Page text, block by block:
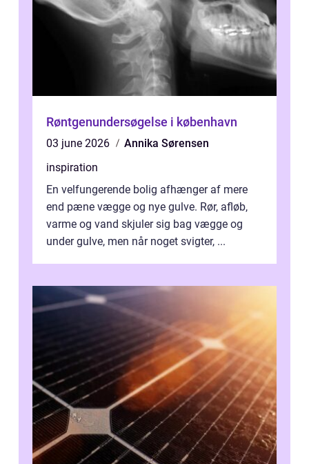
Røntgenundersøgelse i københavn
03 june 2026
Annika Sørensen
inspiration
En velfungerende bolig afhænger af mere
end pæne vægge og nye gulve. Rør, afløb,
varme og vand skjuler sig bag vægge og
under gulve, men når noget svigter, ...